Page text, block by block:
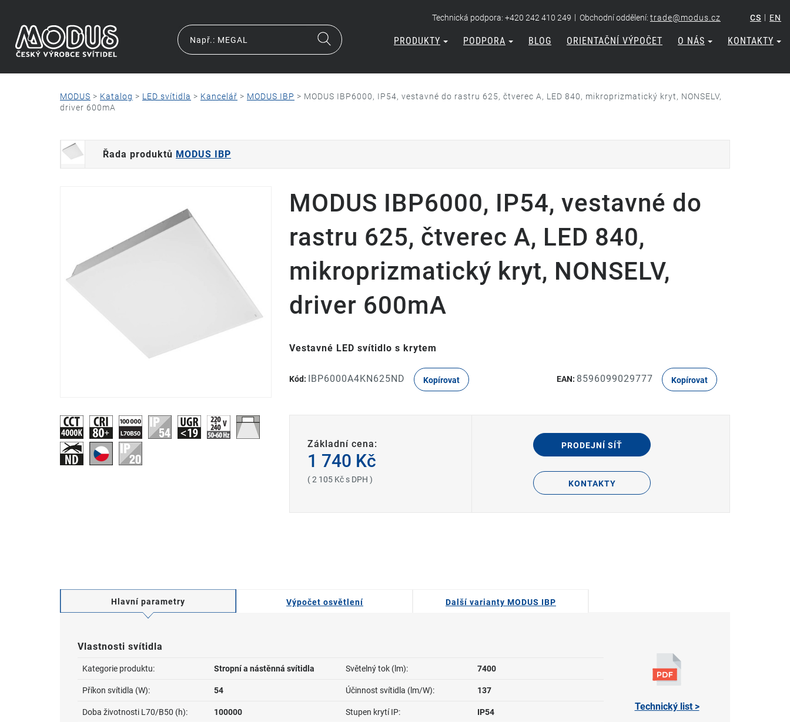
Technická podpora: +420 242 410 249 | Obchodní oddělení: trade@modus.cz CS | EN
PRODUKTY PODPORA BLOG ORIENTAČNÍ VÝPOČET O NÁS KONTAKTY
MODUS > Katalog > LED svítidla > Kancelář > MODUS IBP > MODUS IBP6000, IP54, vestavné do rastru 625, čtverec A, LED 840, mikroprizmatický kryt, NONSELV,
driver 600mA
Řada produktů MODUS IBP
MODUS IBP6000, IP54, vestavné do
rastru 625, čtverec A, LED 840,
mikroprizmatický kryt, NONSELV,
driver 600mA
Vestavné LED svítidlo s krytem
Kód: IBP6000A4KN625ND Kopírovat EAN: 8596099029777 Kopírovat
Základní cena:
1 740 Kč
( 2 105 Kč s DPH )
PRODEJNÍ SÍŤ
KONTAKTY
Hlavní parametry Výpočet osvětlení Další varianty MODUS IBP
Vlastnosti svítidla
Kategorie produktu: Stropní a nástěnná svítidla Světelný tok (lm): 7400
Příkon svítidla (W): 54 Účinnost svítidla (lm/W): 137
Doba životnosti L70/B50 (h): 100000 Stupen krytí IP: IP54 Technický list >